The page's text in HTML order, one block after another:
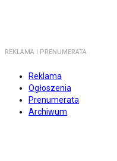
REKLAMA I PRENUMERATA
Reklama
Ogłoszenia
Prenumerata
Archiwum